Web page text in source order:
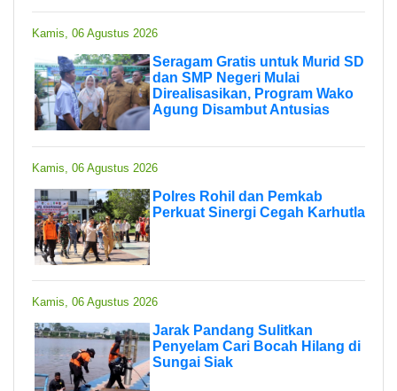
Kamis, 06 Agustus 2026
Seragam Gratis untuk Murid SD
dan SMP Negeri Mulai
Direalisasikan, Program Wako
Agung Disambut Antusias
Kamis, 06 Agustus 2026
Polres Rohil dan Pemkab
Perkuat Sinergi Cegah Karhutla
Kamis, 06 Agustus 2026
Jarak Pandang Sulitkan
Penyelam Cari Bocah Hilang di
Sungai Siak